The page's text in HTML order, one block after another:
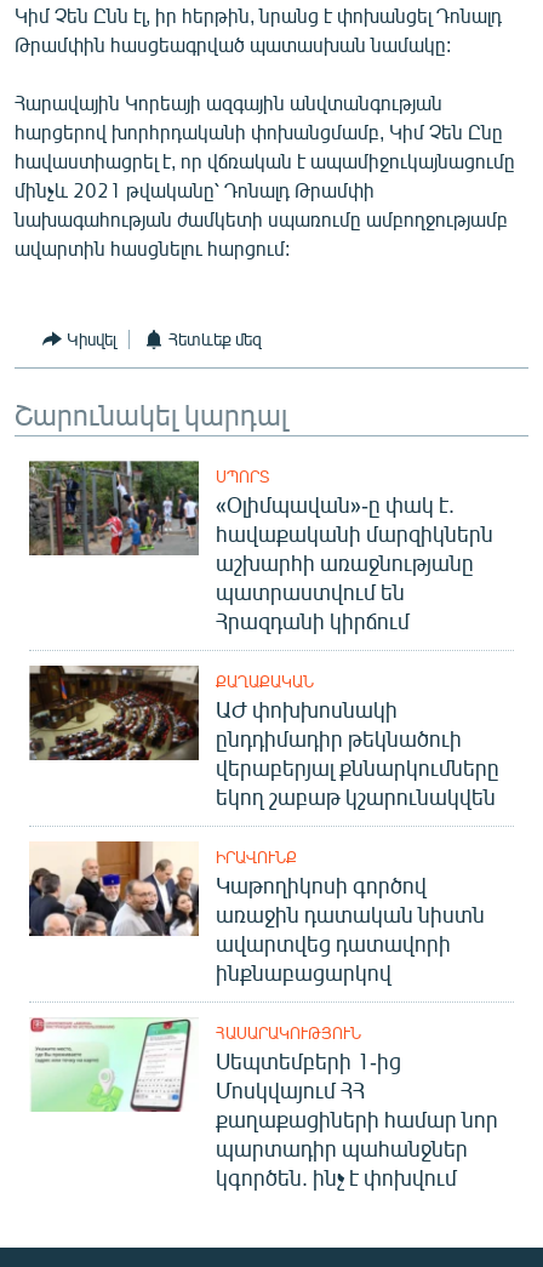
Կիմ Չեն Ընն էլ, իր հերթին, նրանց է փոխանցել Դոնալդ
Թրամփին հասցեագրված պատասխան նամակը:
Հարավային Կորեայի ազգային անվտանգության
հարցերով խորհրդականի փոխանցմամբ, Կիմ Չեն Ընը
հավաստիացրել է, որ վճռական է ապամիջուկայնացումը
մինչև 2021 թվականը՝ Դոնալդ Թրամփի
նախագահության ժամկետի սպառումը ամբողջությամբ
ավարտին հասցնելու հարցում:
Կիսվել Հետևեք մեզ
Շարունակել կարդալ
ՍՊՈՐՏ
«Օլիմպավան»-ը փակ է.
հավաքականի մարզիկներն
աշխարհի առաջնությանը
պատրաստվում են
Հրազդանի կիրճում
ՔԱՂԱՔԱԿԱՆ
ԱԺ փոխխոսնակի
ընդդիմադիր թեկնածուի
վերաբերյալ քննարկումները
եկող շաբաթ կշարունակվեն
ԻՐԱՎՈՒՆՔ
Կաթողիկոսի գործով
առաջին դատական նիստն
ավարտվեց դատավորի
ինքնաբացարկով
ՀԱՍԱՐԱԿՈՒԹՅՈՒՆ
Սեպտեմբերի 1-ից
Մոսկվայում ՀՀ
քաղաքացիների համար նոր
պարտադիր պահանջներ
կգործեն. ինչ է փոխվում